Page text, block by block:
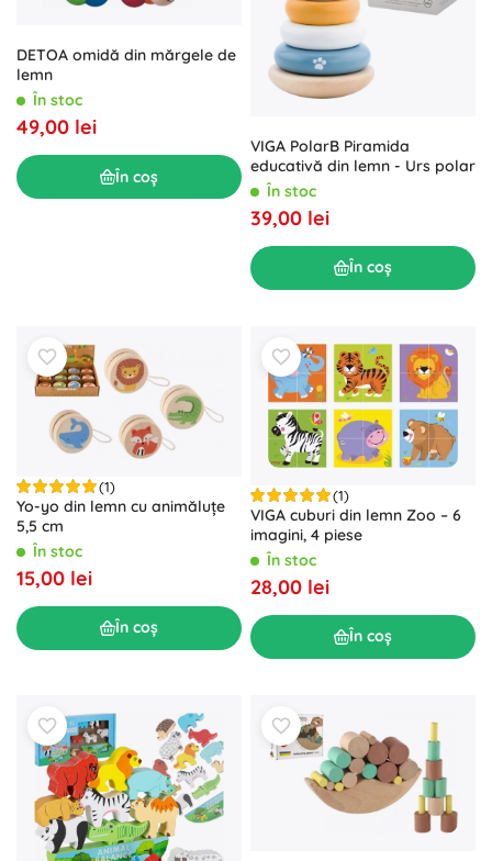
DETOA omidă din mărgele de
lemn
În stoc
49,00 lei
În coș
VIGA PolarB Piramida
educativă din lemn - Urs polar
În stoc
39,00 lei
În coș
(1)
Yo-yo din lemn cu animăluțe
5,5 cm
În stoc
15,00 lei
În coș
(1)
VIGA cuburi din lemn Zoo – 6
imagini, 4 piese
În stoc
28,00 lei
În coș